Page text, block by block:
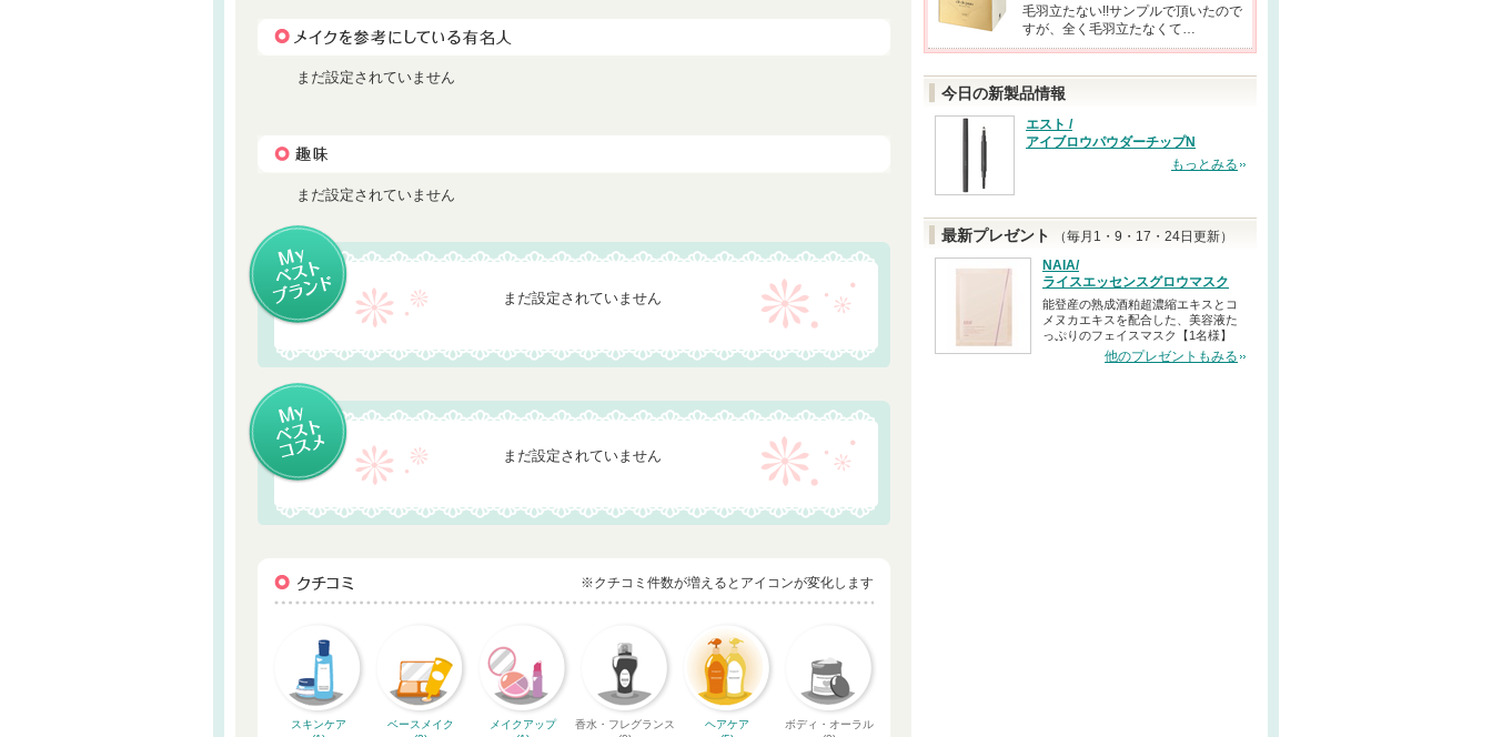
まだ設定されていません
まだ設定されていません
まだ設定されていません
まだ設定されていません
※クチコミ件数が増えるとアイコンが変化します
スキンケア
ベースメイク
メイクアップ
香水・フレグランス
ヘアケア
ボディ・オーラル
毛羽立たない!!サンプルで頂いたので
すが、全く毛羽立たなくて…
今日の新製品情報
エスト /
アイブロウパウダーチップN
もっとみる
最新プレゼント
（毎月1・9・17・24日更新）
NAIA/
ライスエッセンスグロウマスク
能登産の熟成酒粕超濃縮エキスとコ
メヌカエキスを配合した、美容液た
っぷりのフェイスマスク【1名様】
他のプレゼントもみる